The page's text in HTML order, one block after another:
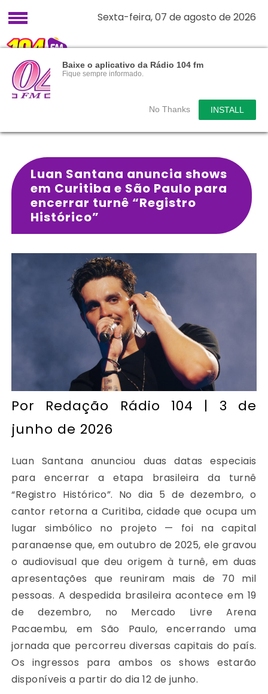
Baixe o aplicativo da Rádio 104 fm
Fique sempre informado.
No Thanks INSTALL
Sexta-feira, 07 de agosto de 2026
Luan Santana anuncia shows
em Curitiba e São Paulo para
encerrar turnê “Registro
Histórico”
Por Redação Rádio 104 | 3 de
junho de 2026
Luan Santana anunciou duas datas especiais
para encerrar a etapa brasileira da turnê
“Registro Histórico”. No dia 5 de dezembro, o
cantor retorna a Curitiba, cidade que ocupa um
lugar simbólico no projeto — foi na capital
paranaense que, em outubro de 2025, ele gravou
o audiovisual que deu origem à turnê, em duas
apresentações que reuniram mais de 70 mil
pessoas. A despedida brasileira acontece em 19
de dezembro, no Mercado Livre Arena
Pacaembu, em São Paulo, encerrando uma
jornada que percorreu diversas capitais do país.
Os ingressos para ambos os shows estarão
disponíveis a partir do dia 12 de junho.